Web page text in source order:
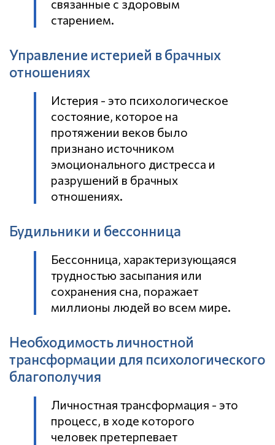
связанные с здоровым
старением.
Управление истерией в брачных
отношениях
Истерия - это психологическое
состояние, которое на
протяжении веков было
признано источником
эмоционального дистресса и
разрушений в брачных
отношениях.
Будильники и бессонница
Бессонница, характеризующаяся
трудностью засыпания или
сохранения сна, поражает
миллионы людей во всем мире.
Необходимость личностной
трансформации для психологического
благополучия
Личностная трансформация - это
процесс, в ходе которого
человек претерпевает